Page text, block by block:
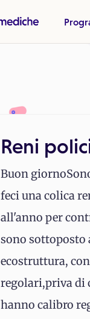
Reni
Buon
feci una colica
all'anno per
sono sottoposto
ecostruttura,
regolari,priva di
hanno calibro